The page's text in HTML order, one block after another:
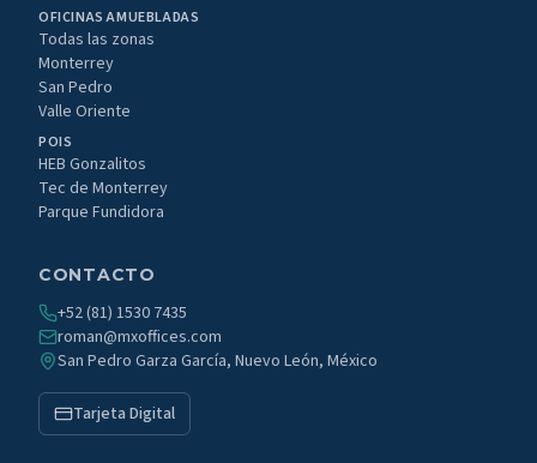
OFICINAS AMUEBLADAS
Todas las zonas
Monterrey
San Pedro
Valle Oriente
POIS
HEB Gonzalitos
Tec de Monterrey
Parque Fundidora
CONTACTO
+52 (81) 1530 7435
roman@mxoffices.com
San Pedro Garza García, Nuevo León, México
Tarjeta Digital